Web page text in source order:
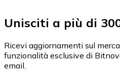
Unisciti a più di
Ricevi aggiornamenti sul
funzionalità esclusive di
email.